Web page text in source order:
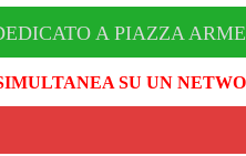
A PIAZZA
SU UN